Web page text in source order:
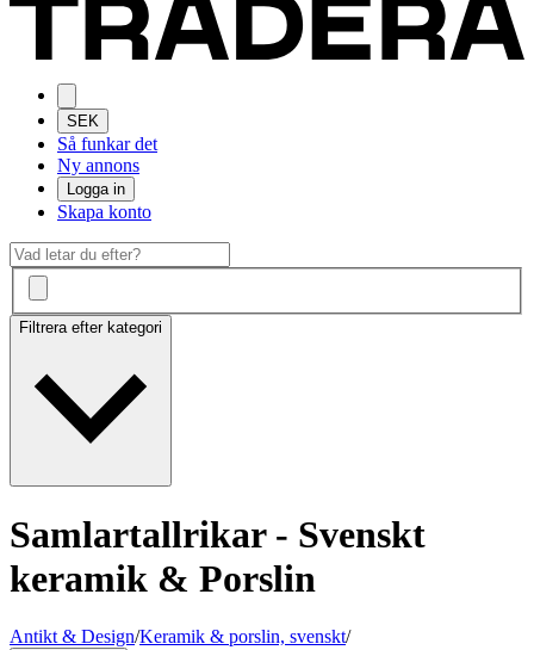
SEK
Så funkar det
Ny annons
Logga in
Skapa konto
Filtrera efter kategori
Samlartallrikar - Svenskt
keramik & Porslin
Antikt & Design/Keramik & porslin, svenskt/